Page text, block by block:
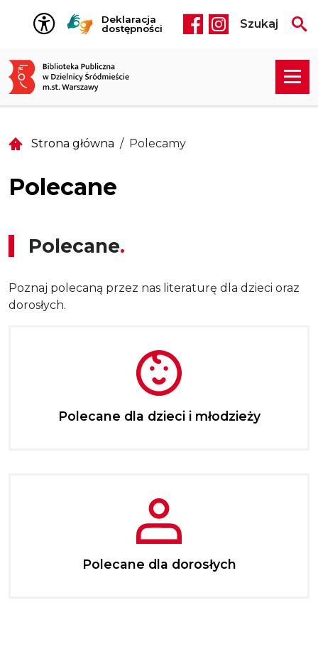
Przejdź do treści
Deklaracja
dostępności
Social media
Szukaj
Strona główna Polecamy
Polecane
Polecane
Poznaj polecaną przez nas literaturę dla dzieci oraz
dorosłych.
Polecane dla dzieci i młodzieży
Polecane dla dorosłych